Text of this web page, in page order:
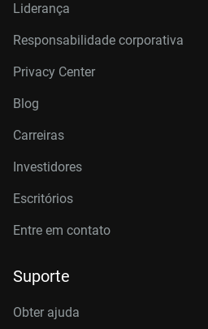
Liderança
Responsabilidade corporativa
Privacy Center
Blog
Carreiras
Investidores
Escritórios
Entre em contato
Suporte
Obter ajuda